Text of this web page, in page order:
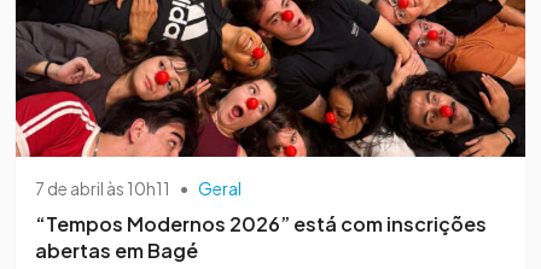
7 de abril às 10h11 • Geral
“Tempos Modernos 2026” está com inscrições
abertas em Bagé